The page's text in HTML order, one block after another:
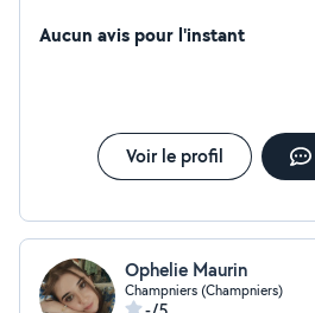
Aucun avis pour l'instant
Voir le profil
Ophelie Maurin
Champniers (Champniers)